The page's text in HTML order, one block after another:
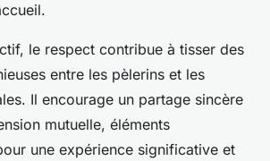
le respect contribue à tisser des
entre les pèlerins et les
Il encourage un partage sincère
mutuelle, éléments
une expérience significative et